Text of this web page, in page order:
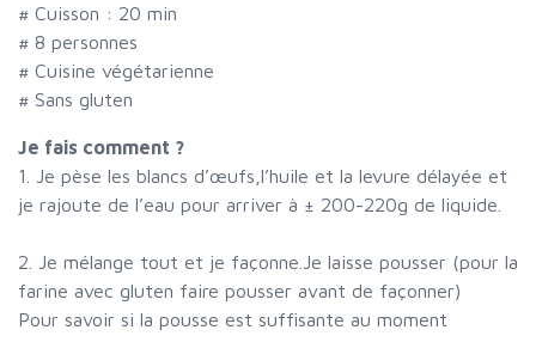
# Cuisson : 20 min
# 8 personnes
# Cuisine végétarienne
# Sans gluten
Je fais comment ?
1. Je pèse les blancs d’œufs,l’huile et la levure délayée et
je rajoute de l’eau pour arriver à ± 200-220g de liquide.
2. Je mélange tout et je façonne.Je laisse pousser (pour la
farine avec gluten faire pousser avant de façonner)
Pour savoir si la pousse est suffisante au moment